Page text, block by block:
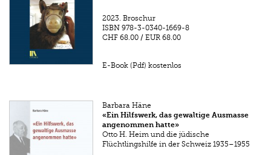
2023. Broschur
ISBN 978-3-0340-1669-8
CHF 68.00 /EUR 68.00
E-Book (Pdf) kostenlos
Barbara Häne
«Ein Hilfswerk, das gewaltige Ausmasse
angenommen hatte»
Otto H. Heim und die jüdische
Flüchtlingshilfe in der Schweiz 1935–1955